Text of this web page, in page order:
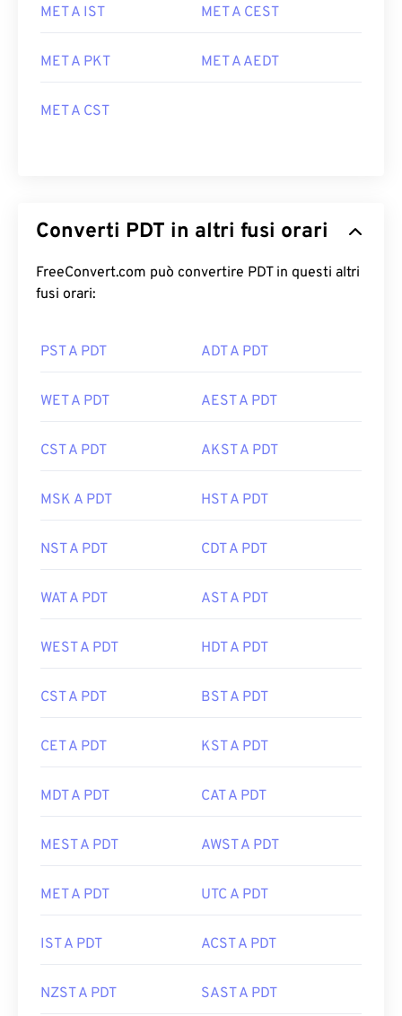
MET A IST MET A CEST
MET A PKT MET A AEDT
MET A CST
Converti PDT in altri fusi orari
FreeConvert.com può convertire PDT in questi altri
fusi orari:
PST A PDT ADT A PDT
WET A PDT AEST A PDT
CST A PDT AKST A PDT
MSK A PDT HST A PDT
NST A PDT CDT A PDT
WAT A PDT AST A PDT
WEST A PDT HDT A PDT
CST A PDT BST A PDT
CET A PDT KST A PDT
MDT A PDT CAT A PDT
MEST A PDT AWST A PDT
MET A PDT UTC A PDT
IST A PDT ACST A PDT
NZST A PDT SAST A PDT